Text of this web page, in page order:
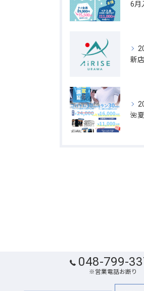
6月
新
048-799-
※営業電話お断り